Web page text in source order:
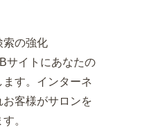
の強化
サイトにあなたの
す。インターネ
客様がサロンを
。